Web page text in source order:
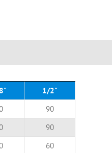
1/2"
90
90
60